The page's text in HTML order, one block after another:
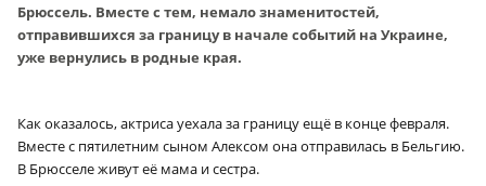
Брюссель. Вместе с тем, немало знаменитостей,
отправившихся за границу в начале событий на Украине,
уже вернулись в родные края.
Как оказалось, актриса уехала за границу ещё в конце февраля.
Вместе с пятилетним сыном Алексом она отправилась в Бельгию.
В Брюсселе живут её мама и сестра.